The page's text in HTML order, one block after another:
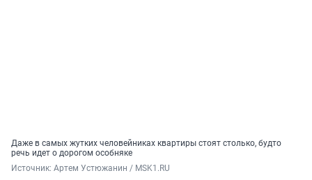
Даже в самых жутких человейниках квартиры стоят столько, будто
речь идет о дорогом особняке
Источник: Артем Устюжанин / MSK1.RU